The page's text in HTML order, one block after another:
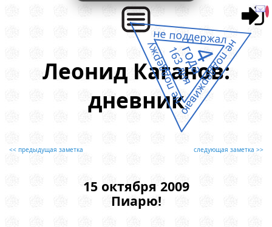
Леонид Каганов:
дневник
<< предыдущая заметка следующая заметка >>
15 октября 2009
Пиарю!
не поддержал
не поддерживаю
не поддержу4
года
163 дня